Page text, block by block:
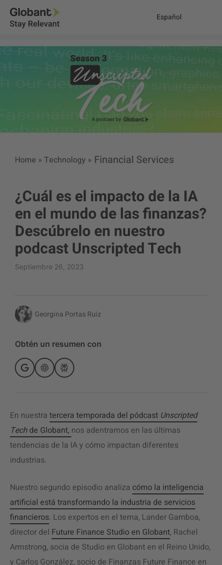
Español
Home » Technology » Financial Services
¿Cuál es el impacto de la IA
en el mundo de las finanzas?
Descúbrelo en nuestro
podcast Unscripted Tech
Septiembre 26, 2023
Georgina Portas Ruiz
Obtén un resumen con
En nuestra tercera temporada del pódcast Unscripted
Tech de Globant, nos adentramos en las últimas
tendencias de la IA y cómo impactan diferentes
industrias.
Nuestro segundo episodio analiza cómo la inteligencia
artificial está transformando la industria de servicios
financieros. Los expertos en el tema, Lander Gamboa,
director del Future Finance Studio en Globant, Rachel
Armstrong, socia de Studio en Globant en el Reino Unido,
y Carlos González, socio de Finanzas Future Finance en